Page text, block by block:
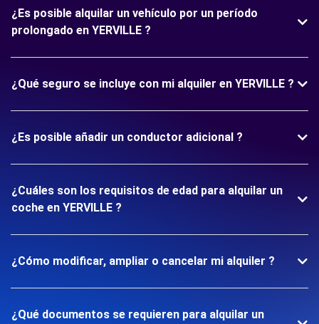
¿Es posible alquilar un vehículo por un período
prolongado en YERVILLE ?
¿Qué seguro se incluye con mi alquiler en YERVILLE ?
¿Es posible añadir un conductor adicional ?
¿Cuáles son los requisitos de edad para alquilar un
coche en YERVILLE ?
¿Cómo modificar, ampliar o cancelar mi alquiler ?
¿Qué documentos se requieren para alquilar un